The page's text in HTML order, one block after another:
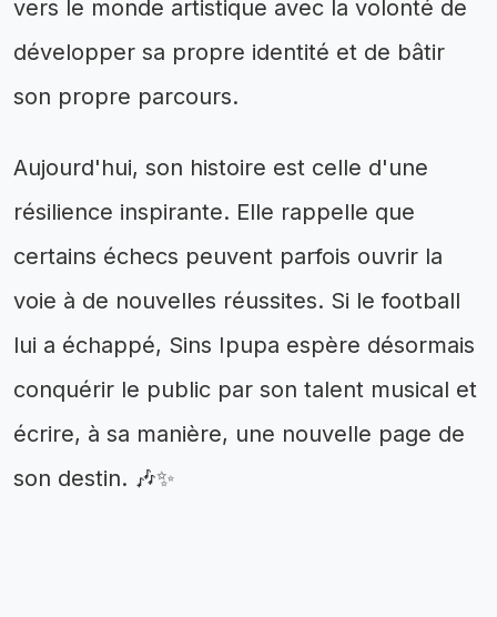
vers le monde artistique avec la volonté de
développer sa propre identité et de bâtir
son propre parcours.
Aujourd'hui, son histoire est celle d'une
résilience inspirante. Elle rappelle que
certains échecs peuvent parfois ouvrir la
voie à de nouvelles réussites. Si le football
lui a échappé, Sins Ipupa espère désormais
conquérir le public par son talent musical et
écrire, à sa manière, une nouvelle page de
son destin. 🎶✨